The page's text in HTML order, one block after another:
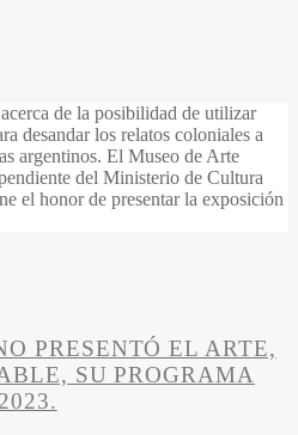
de la posibilidad de utilizar
desandar los relatos coloniales a
argentinos. El Museo de Arte
del Ministerio de Cultura
el honor de presentar la exposición
PRESENTÓ EL ARTE,
SU PROGRAMA